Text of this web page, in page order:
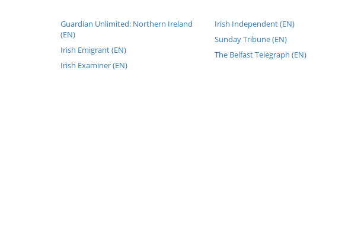
Guardian Unlimited: Northern Ireland
(EN)
Irish Emigrant (EN)
Irish Examiner (EN)
Irish Independent (EN)
Sunday Tribune (EN)
The Belfast Telegraph (EN)